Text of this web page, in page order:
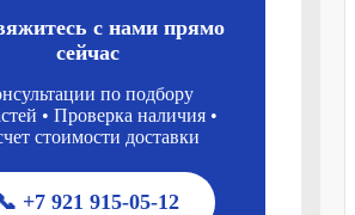
с нами прямо
сейчас
по подбору
• Проверка наличия •
стоимости доставки
+7 921 915-05-12